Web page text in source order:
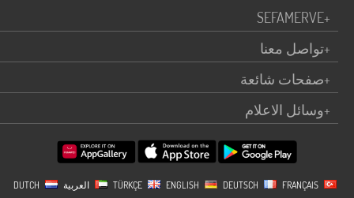
SEFAMERVE+
تواصل معنا+
صفحات شائعة+
وسائل الاعلام+
ENGLISH DEUTSCH FRANÇAIS العربية